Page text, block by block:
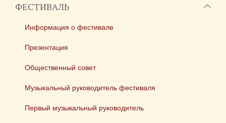
ФЕСТИВАЛЬ
Информация о фестивале
Презентация
Общественный совет
Музыкальный руководитель фестиваля
Первый музыкальный руководитель